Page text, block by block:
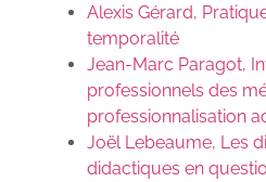
Alexis Gérard,
temporalité
Jean-Marc Paragot,
professionnels des
professionnalisation
Joël Lebeaume, Les
didactiques en